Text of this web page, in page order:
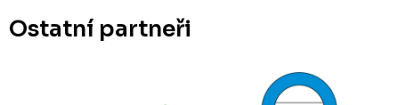
Ostatní partneři